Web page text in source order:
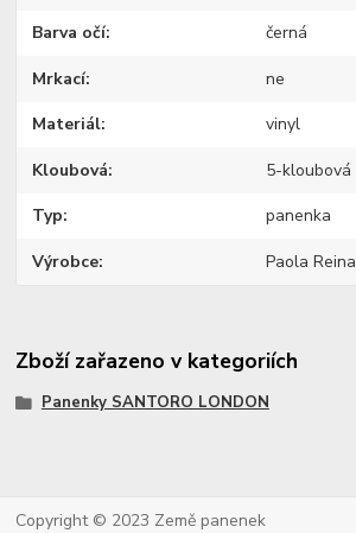
Barva očí černá
Mrkací ne
Materiál vinyl
Kloubová 5-kloubová
Typ panenka
Výrobce Paola Reina
Zboží zařazeno v kategoriích
Panenky SANTORO LONDON
Copyright © 2023 Země panenek